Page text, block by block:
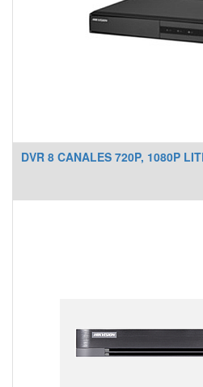
DVR 8 CANALES 720P, 1080P